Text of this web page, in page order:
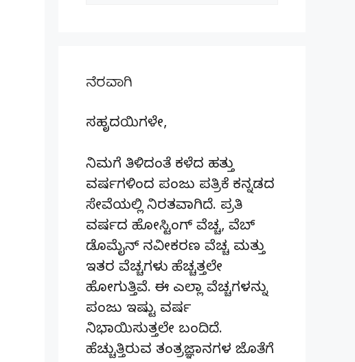
ನೆರವಾಗಿ
ಸಹೃದಯಿಗಳೇ,
ನಿಮಗೆ ತಿಳಿದಂತೆ ಕಳೆದ ಹತ್ತು
ವರ್ಷಗಳಿಂದ ಪಂಜು ಪತ್ರಿಕೆ ಕನ್ನಡದ
ಸೇವೆಯಲ್ಲಿ ನಿರತವಾಗಿದೆ. ಪ್ರತಿ
ವರ್ಷದ ಹೋಸ್ಟಿಂಗ್‌ ವೆಚ್ಚ, ವೆಬ್‌
ಡೊಮೈನ್‌ ನವೀಕರಣ ವೆಚ್ಚ ಮತ್ತು
ಇತರ ವೆಚ್ಚಗಳು ಹೆಚ್ಚತ್ತಲೇ
ಹೋಗುತ್ತಿವೆ. ಈ ಎಲ್ಲಾ ವೆಚ್ಚಗಳನ್ನು
ಪಂಜು ಇಷ್ಟು ವರ್ಷ
ನಿಭಾಯಿಸುತ್ತಲೇ ಬಂದಿದೆ.
ಹೆಚ್ಚುತ್ತಿರುವ ತಂತ್ರಜ್ಞಾನಗಳ ಜೊತೆಗೆ